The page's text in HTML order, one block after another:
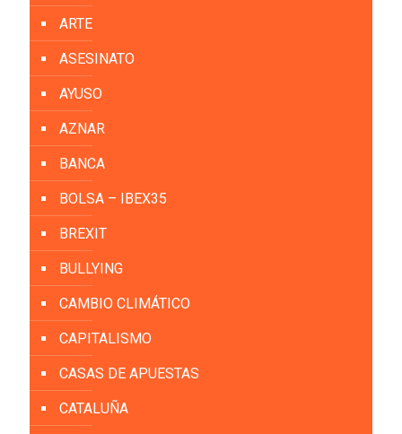
ARTE
ASESINATO
AYUSO
AZNAR
BANCA
BOLSA – IBEX35
BREXIT
BULLYING
CAMBIO CLIMÁTICO
CAPITALISMO
CASAS DE APUESTAS
CATALUÑA